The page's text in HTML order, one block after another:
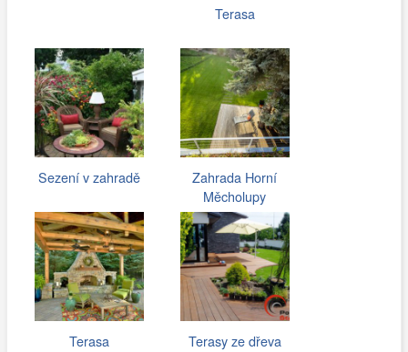
Terasa
Sezení v zahradě
Zahrada Horní
Měcholupy
Terasa Terasy ze dřeva